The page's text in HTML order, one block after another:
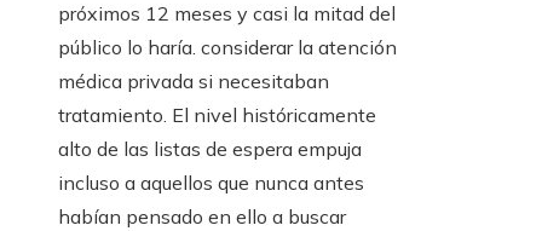
próximos 12 meses y casi la mitad del
público lo haría. considerar la atención
médica privada si necesitaban
tratamiento. El nivel históricamente
alto de las listas de espera empuja
incluso a aquellos que nunca antes
habían pensado en ello a buscar